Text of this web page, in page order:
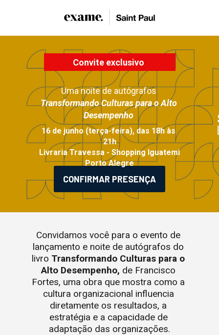
Convite exclusivo
Uma noite de autógrafos
Transformando Culturas para o Alto
Desempenho
16 de junho (terça-feira), das 18h às
21h
Porto Alegre
CONFIRMAR PRESENÇA
Convidamos você para o evento de
lançamento e noite de autógrafos do
livro Transformando Culturas para o
Alto Desempenho, de Francisco
Fortes, uma obra que mostra como a
cultura organizacional influencia
diretamente os resultados, a
estratégia e a capacidade de
adaptação das organizações.